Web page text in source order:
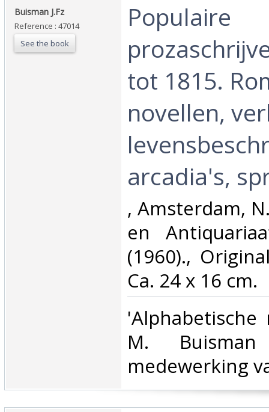
‎Buisman J.Fz‎
Reference : 47014
See the book
‎Populaire
tot 1815.
novellen,
arcadia's,
‎, Amsterdam,
en
(1960).,
Ca. 24 x 16 cm.‎
M.
medewerking